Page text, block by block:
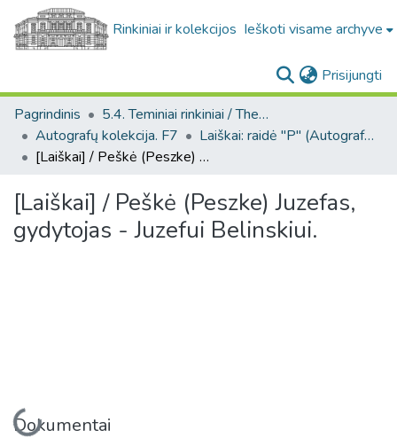
Rinkiniai ir kolekcijos Ieškoti visame archyve
Prisijungti
Pagrindinis
5.4. Teminiai rinkiniai / Thematic collections
Autografų kolekcija. F7
Laiškai: raidė "P" (Autografų kolekcija. F7)
[Laiškai] / Peškė (Peszke) Juzefas, gydytojas - Juzefui Belinskiui.
[Laiškai] / Peškė (Peszke) Juzefas,
gydytojas - Juzefui Belinskiui.
Įkeliama...
Dokumentai